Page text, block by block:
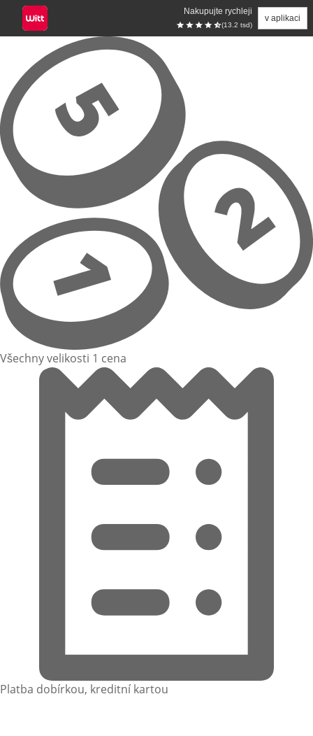
Nakupujte rychleji
(13.2 tsd)
v aplikaci
Přeskočit na hlavní obsah
Všechny velikosti 1 cena
Platba dobírkou, kreditní kartou